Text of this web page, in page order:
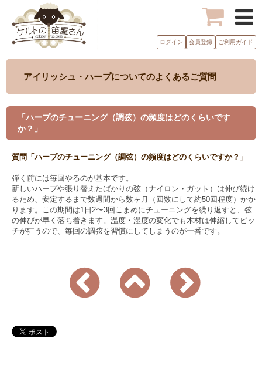
ログイン 会員登録 ご利用ガイド
アイリッシュ・ハープについてのよくあるご質問
「ハープのチューニング（調弦）の頻度はどのくらいです
か？」
質問「ハープのチューニング（調弦）の頻度はどのくらいですか？」
弾く前には毎回やるのが基本です。
新しいハープや張り替えたばかりの弦（ナイロン・ガット）は伸び続け
るため、安定するまで数週間から数ヶ月（回数にして約50回程度）かか
ります。この期間は1日2〜3回こまめにチューニングを繰り返すと、弦
の伸びが早く落ち着きます。温度・湿度の変化でも木材は伸縮してピッ
チが狂うので、毎回の調弦を習慣にしてしまうのが一番です。